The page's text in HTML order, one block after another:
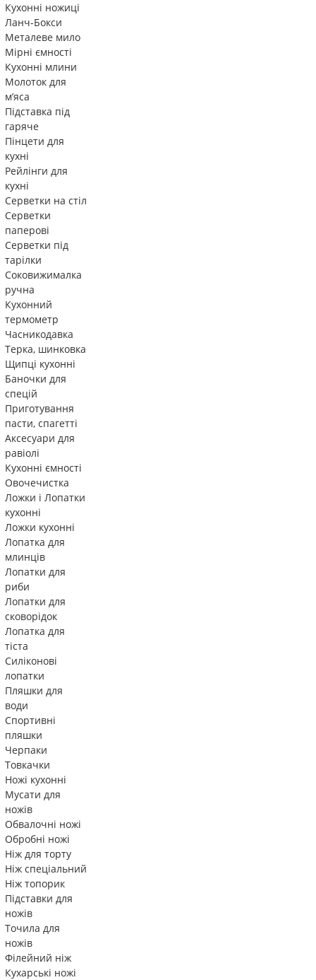
Кухонні ножиці
Ланч-Бокси
Металеве мило
Мірні ємності
Кухонні млини
Молоток для
м’яса
Підставка під
гаряче
Пінцети для
кухні
Рейлінги для
кухні
Серветки на стіл
Серветки
паперові
Серветки під
тарілки
Соковижималка
ручна
Кухонний
термометр
Часникодавка
Терка, шинковка
Щипці кухонні
Баночки для
спецій
Приготування
пасти, спагетті
Аксесуари для
равіолі
Кухонні ємності
Овочечистка
Ложки і Лопатки
кухонні
Ложки кухонні
Лопатка для
млинців
Лопатки для
риби
Лопатки для
сковорідок
Лопатка для
тіста
Силіконові
лопатки
Пляшки для
води
Спортивні
пляшки
Черпаки
Товкачки
Ножі кухонні
Мусати для
ножів
Обвалочні ножі
Обробні ножі
Ніж для торту
Ніж спеціальний
Ніж топорик
Підставки для
ножів
Точила для
ножів
Філейний ніж
Кухарські ножі